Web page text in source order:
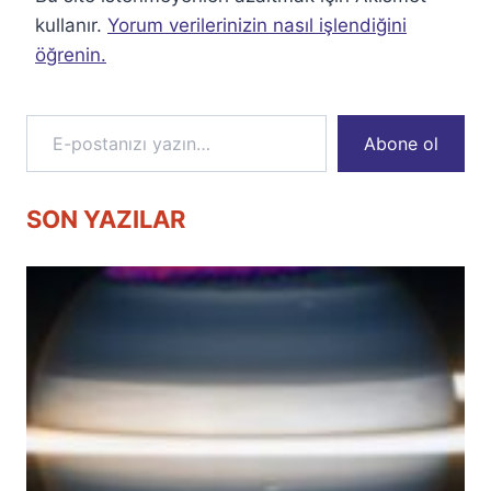
kullanır. Yorum verilerinizin nasıl işlendiğini
öğrenin.
E-postanızı yazın…
Abone ol
SON YAZILAR